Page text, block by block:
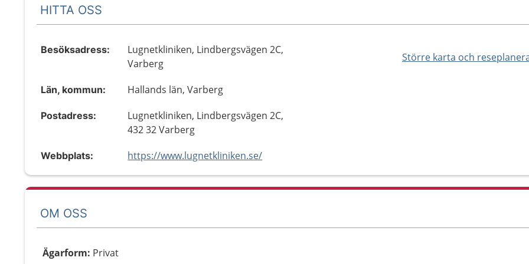
HITTA OSS
Större karta och
Besöksadress:
Lugnetkliniken, Lindbergsvägen 2C,
Varberg
Län, kommun: Hallands län, Varberg
Postadress:
Lugnetkliniken, Lindbergsvägen 2C,
432 32 Varberg
Webbplats: https://www.lugnetkliniken.se/
OM OSS
Ägarform: Privat